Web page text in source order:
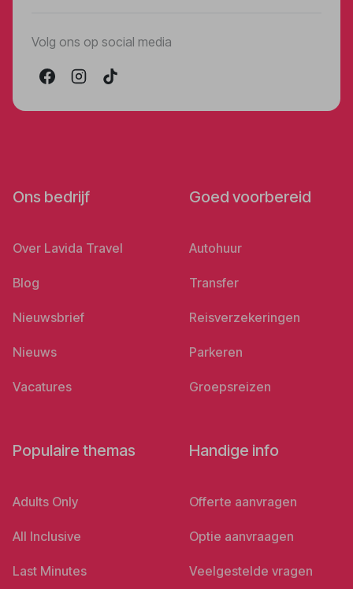
Volg ons op social media
Ons bedrijf
Over Lavida Travel
Blog
Nieuwsbrief
Nieuws
Vacatures
Goed voorbereid
Autohuur
Transfer
Reisverzekeringen
Parkeren
Groepsreizen
Populaire themas
Adults Only
All Inclusive
Last Minutes
Handige info
Offerte aanvragen
Optie aanvraagen
Veelgestelde vragen